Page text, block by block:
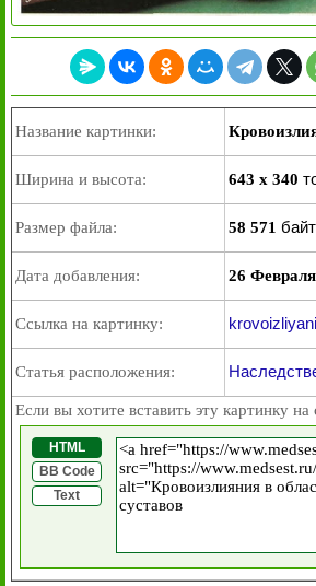
Название картинки:
Ширина и высота: 643 x 340
Размер файла: 58 571 байт
Дата добавления: 26
Ссылка на картинку:
Статья расположения:
Если вы хотите вставить эту картинку
HTML
BB Code
Text